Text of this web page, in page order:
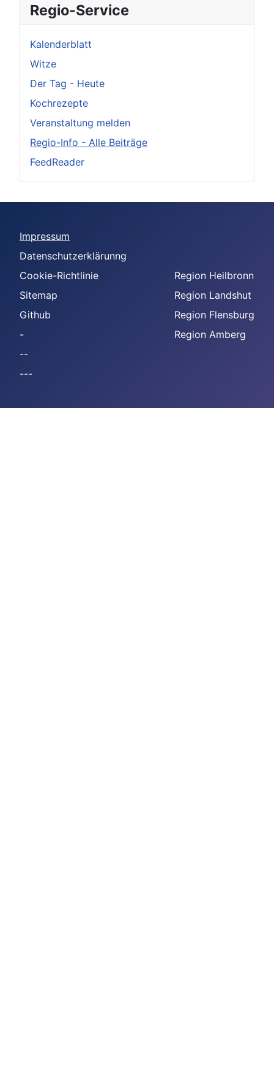
Regio-Service
Kalenderblatt
Witze
Der Tag - Heute
Kochrezepte
Veranstaltung melden
Regio-Info - Alle Beiträge
FeedReader
Impressum
Datenschutzerklärunng
Cookie-Richtlinie
Sitemap
Github
-
--
---
Region Heilbronn
Region Landshut
Region Flensburg
Region Amberg